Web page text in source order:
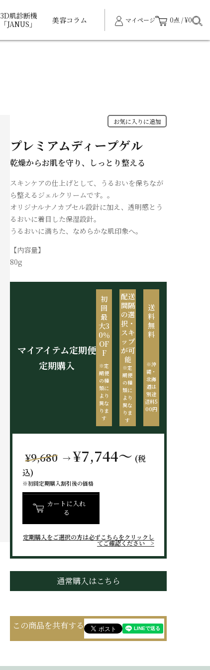
3D肌診断機
「JANUS」
美容コラム マイページ 0点 / ¥0
お気に入りに追加
プレミアムディープゲル
乾燥からお肌を守り、しっとり整える
スキンケアの仕上げとして、うるおいを保ちなが
ら整えるジェルクリームです。。
オリジナルナノカプセル設計に加え、透明感とう
るおいに着目した保湿設計。
うるおいに満ちた、なめらかな肌印象へ。
【内容量】
80g
マイアイテム定期便
定期購入
初
回
最
大3
0％
OF
F
※定
期便
の種
類に
より
異な
りま
す
配送
間隔
の選
択・
スキ
ップ
が可
能
※定
期便
の種
類に
より
異な
りま
す
送
料
無
料
※沖
縄・
北海
道は
別途
送料5
00円
¥9,680 → ¥7,744～ (税
込)
※初回定期購入割引後の価格
カートに入れ
る
定期購入をご選択の方は必ずこちらをクリックし
てご確認ください
通常購入はこちら
この商品を共有する